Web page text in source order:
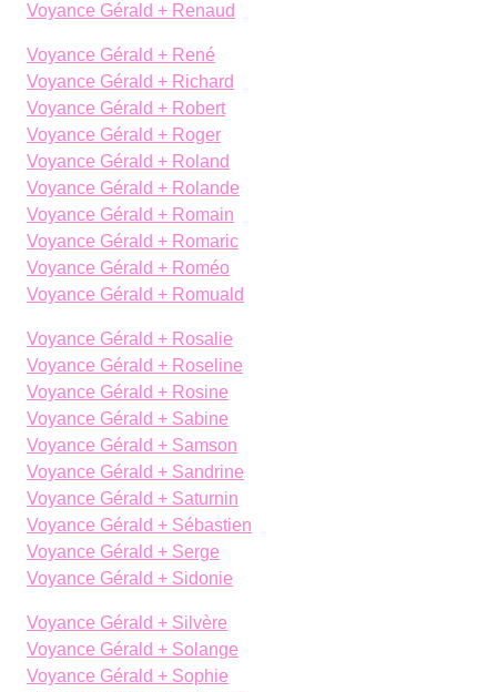
Voyance Gérald + Renaud
Voyance Gérald + René
Voyance Gérald + Richard
Voyance Gérald + Robert
Voyance Gérald + Roger
Voyance Gérald + Roland
Voyance Gérald + Rolande
Voyance Gérald + Romain
Voyance Gérald + Romaric
Voyance Gérald + Roméo
Voyance Gérald + Romuald
Voyance Gérald + Rosalie
Voyance Gérald + Roseline
Voyance Gérald + Rosine
Voyance Gérald + Sabine
Voyance Gérald + Samson
Voyance Gérald + Sandrine
Voyance Gérald + Saturnin
Voyance Gérald + Sébastien
Voyance Gérald + Serge
Voyance Gérald + Sidonie
Voyance Gérald + Silvère
Voyance Gérald + Solange
Voyance Gérald + Sophie